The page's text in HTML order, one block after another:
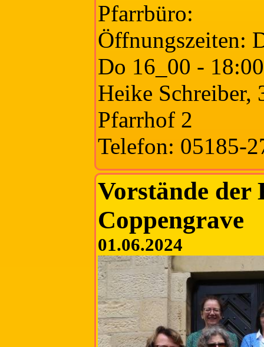
Pfarrbüro:
Öffnungszeiten:
Do 16_00 - 18:00
Heike Schreiber,
Pfarrhof 2
Telefon: 05185-
Vorstände der
Coppengrave
01.06.2024